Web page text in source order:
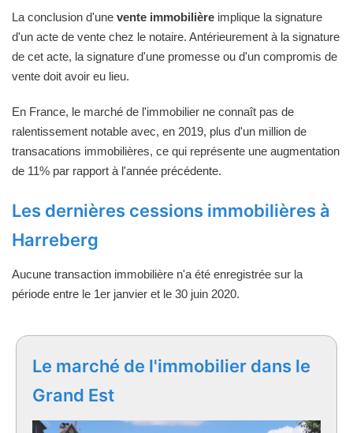
La conclusion d'une vente immobilière implique la signature
d'un acte de vente chez le notaire. Antérieurement à la signature
de cet acte, la signature d'une promesse ou d'un compromis de
vente doit avoir eu lieu.
En France, le marché de l'immobilier ne connaît pas de
ralentissement notable avec, en 2019, plus d'un million de
transacations immobilières, ce qui représente une augmentation
de 11% par rapport à l'année précédente.
Les dernières cessions immobilières à
Harreberg
Aucune transaction immobilière n'a été enregistrée sur la
période entre le 1er janvier et le 30 juin 2020.
Le marché de l'immobilier dans le
Grand Est